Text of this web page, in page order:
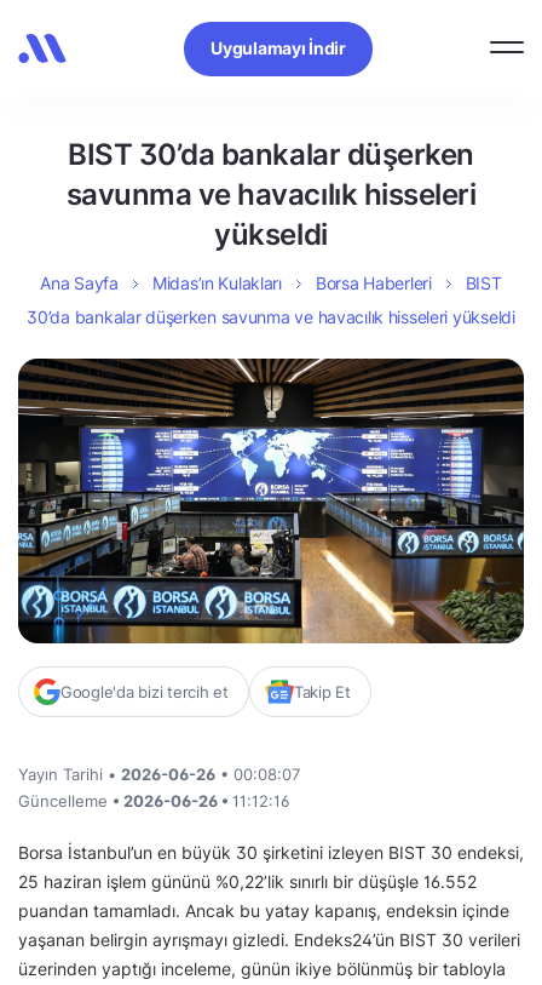
Uygulamayı İndir
BIST 30’da bankalar düşerken
savunma ve havacılık hisseleri
yükseldi
Ana Sayfa Midas’ın Kulakları Borsa Haberleri
BIST
30’da bankalar düşerken savunma ve havacılık hisseleri yükseldi
Google'da bizi tercih et Takip Et
Yayın Tarihi • 2026-06-26 • 00:08:07
Güncelleme • 2026-06-26 • 11:12:16
Borsa İstanbul’un en büyük 30 şirketini izleyen BIST 30 endeksi,
25 haziran işlem gününü %0,22’lik sınırlı bir düşüşle 16.552
puandan tamamladı. Ancak bu yatay kapanış, endeksin içinde
yaşanan belirgin ayrışmayı gizledi. Endeks24’ün BIST 30 verileri
üzerinden yaptığı inceleme, günün ikiye bölünmüş bir tabloyla